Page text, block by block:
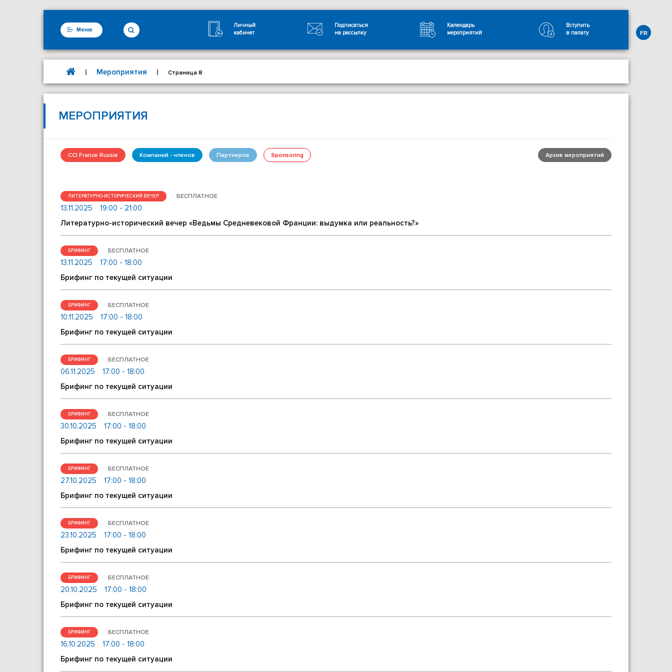
Меню
Личный
кабинет
Подписаться
на рассылку
Календарь
мероприятий
Вступить
в палату
FR
| Мероприятия | Страница 8
МЕРОПРИЯТИЯ
CCI France Russie Компаний - членов Партнеров Sponsoring Архив мероприятий
ЛИТЕРАТУРНО-ИСТОРИЧЕСКИЙ ВЕЧЕР БЕСПЛАТНОЕ
13.11.2025
19:00 - 21:00
Литературно-исторический вечер «Ведьмы Средневековой Франции: выдумка или реальность?»
БРИФИНГ БЕСПЛАТНОЕ
13.11.2025
17:00 - 18:00
Брифинг по текущей ситуации
БРИФИНГ БЕСПЛАТНОЕ
10.11.2025
17:00 - 18:00
Брифинг по текущей ситуации
БРИФИНГ БЕСПЛАТНОЕ
06.11.2025
17:00 - 18:00
Брифинг по текущей ситуации
БРИФИНГ БЕСПЛАТНОЕ
30.10.2025
17:00 - 18:00
Брифинг по текущей ситуации
БРИФИНГ БЕСПЛАТНОЕ
27.10.2025
17:00 - 18:00
Брифинг по текущей ситуации
БРИФИНГ БЕСПЛАТНОЕ
23.10.2025
17:00 - 18:00
Брифинг по текущей ситуации
БРИФИНГ БЕСПЛАТНОЕ
20.10.2025
17:00 - 18:00
Брифинг по текущей ситуации
БРИФИНГ БЕСПЛАТНОЕ
16.10.2025
17:00 - 18:00
Брифинг по текущей ситуации